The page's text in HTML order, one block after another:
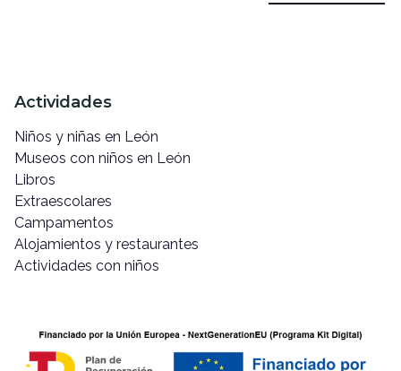
Actividades
Niños y niñas en León
Museos con niños en León
Libros
Extraescolares
Campamentos
Alojamientos y restaurantes
Actividades con niños